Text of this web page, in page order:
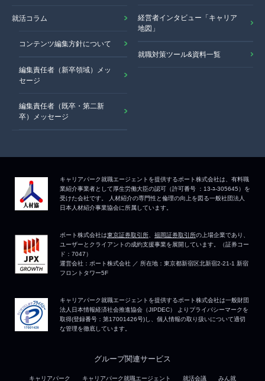
就活コラム
コンテンツ編集方針について
編集責任者（新卒領域）メッ
セージ
編集責任者（既卒・第二新
卒）メッセージ
経営者インタビュー「キャリア
地図」
就職対策ツール&資料一覧